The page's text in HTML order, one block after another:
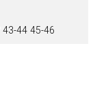
43-44 45-46